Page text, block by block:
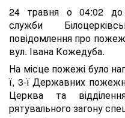
24 травня о 04:02 до
служби
повідомлення про
вул. Івана Кожедуба.
На місце пожежі було
ї, 3-ї Державних
Церква та
рятувального загону